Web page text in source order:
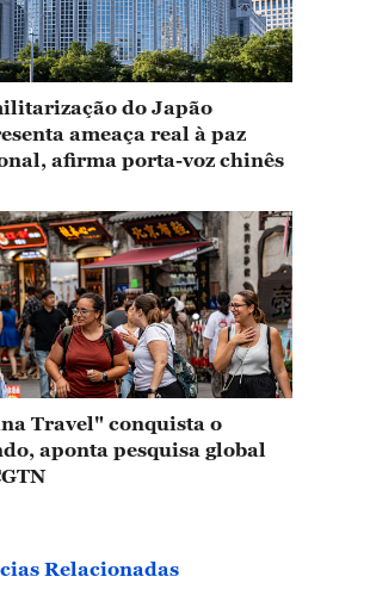
do Japão
ameaça real à paz
afirma porta-voz chinês
Travel" conquista o
aponta pesquisa global
Relacionadas